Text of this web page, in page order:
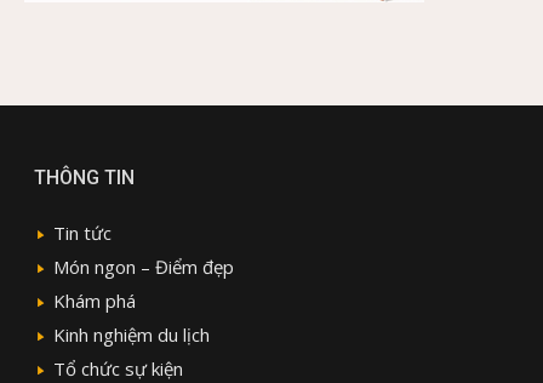
THÔNG TIN
Tin tức
Món ngon – Điểm đẹp
Khám phá
Kinh nghiệm du lịch
Tổ chức sự kiện